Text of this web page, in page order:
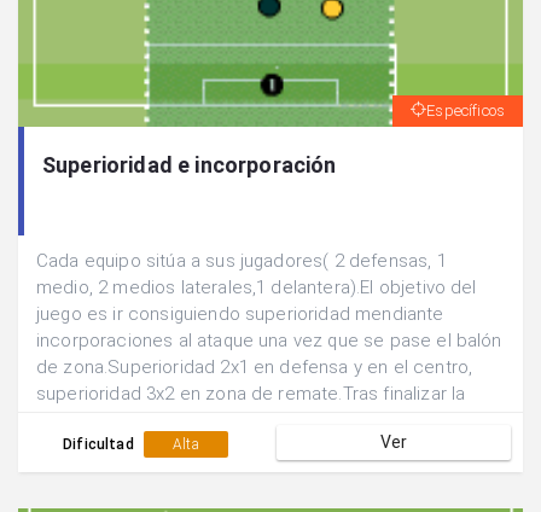
Específicos
Superioridad e incorporación
Cada equipo sitúa a sus jugadores( 2 defensas, 1
medio, 2 medios laterales,1 delantera).El objetivo del
juego es ir consiguiendo superioridad mendiante
incorporaciones al ataque una vez que se pase el balón
de zona.Superioridad 2x1 en defensa y en el centro,
superioridad 3x2 en zona de remate.Tras finalizar la
jugadores.Realizar el juego de manera continuada.
Dificultad Alta Ver